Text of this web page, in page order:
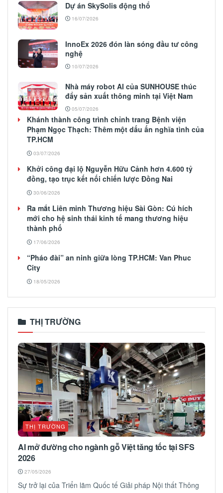
Dự án SkySolis động thổ
16/07/2026
InnoEx 2026 đón làn sóng đầu tư công
nghệ
10/07/2026
Nhà máy robot AI của SUNHOUSE thúc
đẩy sản xuất thông minh tại Việt Nam
05/07/2026
Khánh thành công trình chỉnh trang Bệnh viện
Phạm Ngọc Thạch: Thêm một dấu ấn nghĩa tình của
TP.HCM
03/07/2026
Khởi công đại lộ Nguyễn Hữu Cảnh hơn 4.600 tỷ
đồng, tạo trục kết nối chiến lược Đồng Nai
30/06/2026
Ra mắt Liên minh Thương hiệu Sài Gòn: Cú hích
mới cho hệ sinh thái kinh tế mang thương hiệu
thành phố
17/06/2026
“Pháo đài” an ninh giữa lòng TP.HCM: Van Phuc
City
18/05/2026
THỊ TRƯỜNG
THỊ TRƯỜNG
AI mở đường cho ngành gỗ Việt tăng tốc tại SFS
2026
27/05/2026
Sự trở lại của Triển lãm Quốc tế Giải pháp Nội thất Thông